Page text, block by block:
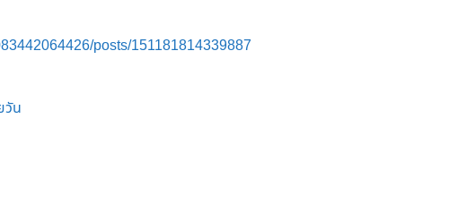
posts/151181814339887
วัน